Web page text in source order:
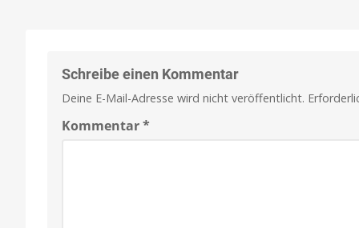
Schreibe einen Kommentar
Deine E-Mail-Adresse wird nicht veröffentlicht.
Kommentar*